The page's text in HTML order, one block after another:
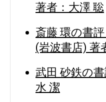
著者：大澤 聡
斎藤 環の書
(岩波書店) 著
武田 砂鉄の
水 潔